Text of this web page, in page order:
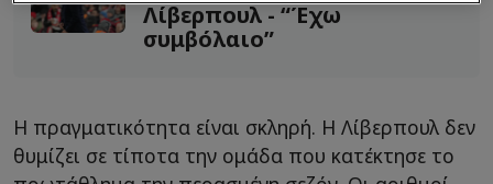
Λίβερπουλ - “Έχω
συμβόλαιο”
Η πραγματικότητα είναι σκληρή. Η Λίβερπουλ δεν
θυμίζει σε τίποτα την ομάδα που κατέκτησε το